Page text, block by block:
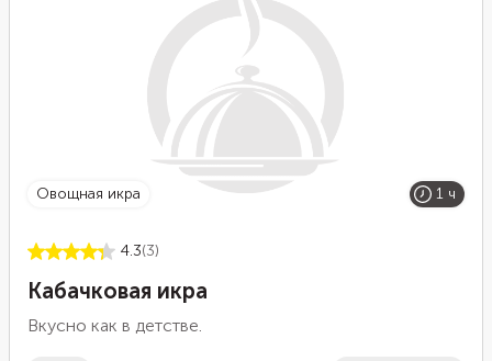
овощная икра 1 ч
4.3(3)
Кабачковая икра
Вкусно как в детстве.